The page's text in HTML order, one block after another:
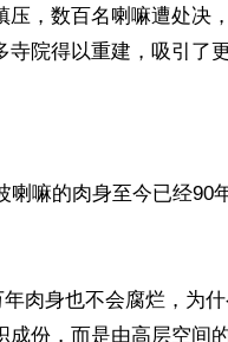
，数百名喇嘛遭处决
院得以重建，吸引了更
嘛的肉身至今已经90
肉身也不会腐烂，为
份，而是由高层空间